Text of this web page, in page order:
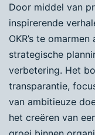
Door middel van
inspirerende
OKR’s te
strategische
verbetering. Het
transparantie,
van ambitieuze
het creëren van